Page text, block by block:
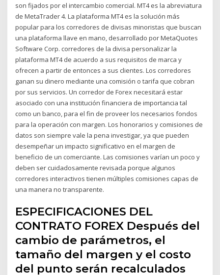
son fijados por el intercambio comercial. MT4 es la abreviatura
de MetaTrader 4. La plataforma MT4 es la solución más
popular para los corredores de divisas minoristas que buscan
una plataforma llave en mano, desarrollado por MetaQuotes
Software Corp. corredores de la divisa personalizar la
plataforma MT4 de acuerdo a sus requisitos de marca y
ofrecen a partir de entonces a sus clientes. Los corredores
ganan su dinero mediante una comisión o tarifa que cobran
por sus servicios. Un corredor de Forex necesitará estar
asociado con una institución financiera de importancia tal
como un banco, para el fin de proveer los necesarios fondos
para la operación con margen. Los honorarios y comisiones de
datos son siempre vale la pena investigar, ya que pueden
desempeñar un impacto significativo en el margen de
beneficio de un comerciante. Las comisiones varían un poco y
deben ser cuidadosamente revisada porque algunos
corredores interactivos tienen múltiples comisiones capas de
una manera no transparente.
ESPECIFICACIONES DEL
CONTRATO FOREX Después del
cambio de parámetros, el
tamaño del margen y el costo
del punto serán recalculados